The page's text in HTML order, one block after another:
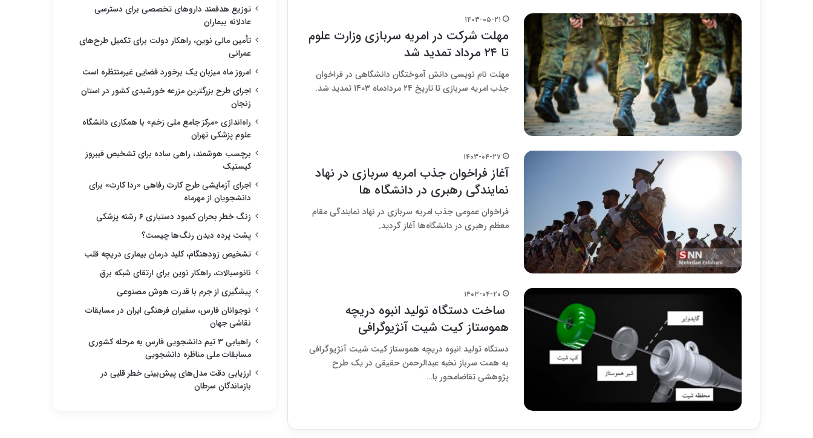
۱۴۰۳-۰۵-۲۱
مهلت شرکت در امریه‌ سربازی وزارت علوم
تا ۲۴ مرداد تمدید شد
مهلت نام نویسی دانش آموختگان دانشگاهی در فراخوان
جذب امریه سربازی تا تاریخ ۲۴ مردادماه ۱۴۰۳ تمدید شد.
۱۴۰۳-۰۴-۲۷
آغاز فراخوان جذب امریه سربازی در نهاد
نمایندگی رهبری در دانشگاه ها
فراخوان عمومی جذب امریه سربازی در نهاد نمایندگی مقام
معظم رهبری در دانشگاه‌ها آغاز گردید.
۱۴۰۳-۰۴-۲۰
ساخت دستگاه تولید انبوه دریچه
هموستاز کیت شیت آنژیوگرافی
دستگاه تولید انبوه دریچه هموستاز کیت شیت آنژیوگرافی
به همت سرباز نخبه عبدالرحمن حقیقی در یک طرح
پژوهشی تقاضامحور با…
توزیع هدفمند داروهای تخصصی برای دسترسی
عادلانه بیماران
تأمین مالی نوین، راهکار دولت برای تکمیل طرح‌های
عمرانی
امروز ماه میزبان یک برخورد فضایی غیرمنتظره است
اجرای طرح بزرگترین مزرعه خورشیدی کشور در استان
زنجان
راه‌اندازی «مرکز جامع ملی زخم» با همکاری دانشگاه
علوم پزشکی تهران
برچسب هوشمند، راهی ساده برای تشخیص فیبروز
کیستیک
اجرای آزمایشی طرح کارت رفاهی «ردا کارت» برای
دانشجویان از مهرماه
زنگ خطر بحران کمبود دستیاری ۶ رشته پزشکی
پشت پرده دیدن رنگ‌ها چیست؟
تشخیص زودهنگام، کلید درمان بیماری دریچه قلب
نانوسیالات، راهکار نوین برای ارتقای شبکه برق
پیشگیری از جرم با قدرت هوش مصنوعی
نوجوانان فارس، سفیران فرهنگی ایران در مسابقات
نقاشی جهان
راهیابی ۳ تیم دانشجویی فارس به مرحله کشوری
مسابقات ملی مناظره دانشجویی
ارزیابی دقت مدل‌های پیش‌بینی خطر قلبی در
بازماندگان سرطان